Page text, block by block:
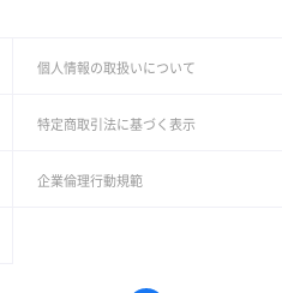
個人情報の取扱いについて
特定商取引法に基づく表示
企業倫理行動規範